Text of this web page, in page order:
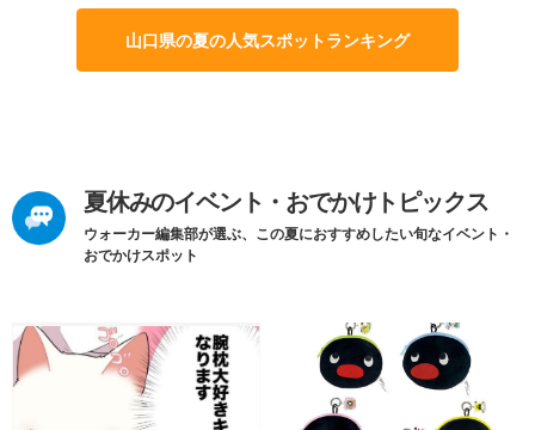
山口県の夏の人気スポットランキング
夏休みのイベント・おでかけトピックス
ウォーカー編集部が選ぶ、この夏におすすめしたい旬なイベント・
おでかけスポット